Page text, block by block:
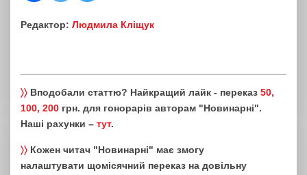
Редактор: Людмила Кліщук
〉〉 Вподобали статтю? Найкращий лайк - переказ 50,
100, 200 грн. для гонорарів авторам "Новинарні".
Наші рахунки – тут.
〉〉 Кожен читач "Новинарні" має змогу
налаштувати щомісячний переказ на довільну